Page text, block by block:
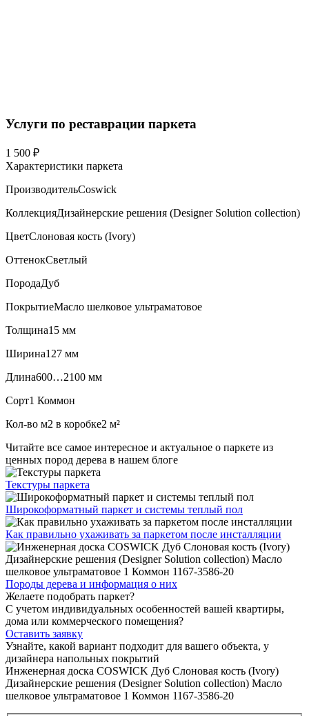
Услуги по реставрации паркета
1 500 ₽
Характеристики паркета
ПроизводительCoswick
КоллекцияДизайнерские решения (Designer Solution collection)
ЦветСлоновая кость (Ivory)
ОттенокСветлый
ПородаДуб
ПокрытиеМасло шелковое ультраматовое
Толщина15 мм
Ширина127 мм
Длина600…2100 мм
Сорт1 Коммон
Кол-во м2 в коробке2 м²
Читайте все самое интересное и актуальное о паркете из
ценных пород дерева в нашем блоге
Текстуры паркета
Широкоформатный паркет и системы теплый пол
Как правильно ухаживать за паркетом после инсталляции
Породы дерева и информация о них
Желаете подобрать паркет?
С учетом индивидуальных особенностей вашей квартиры,
дома или коммерческого помещения?
Оставить заявку
Узнайте, какой вариант подходит для вашего объекта, у
дизайнера напольных покрытий
Инженерная доска COSWICK Дуб Слоновая кость (Ivory)
Дизайнерские решения (Designer Solution collection) Масло
шелковое ультраматовое 1 Коммон 1167-3586-20